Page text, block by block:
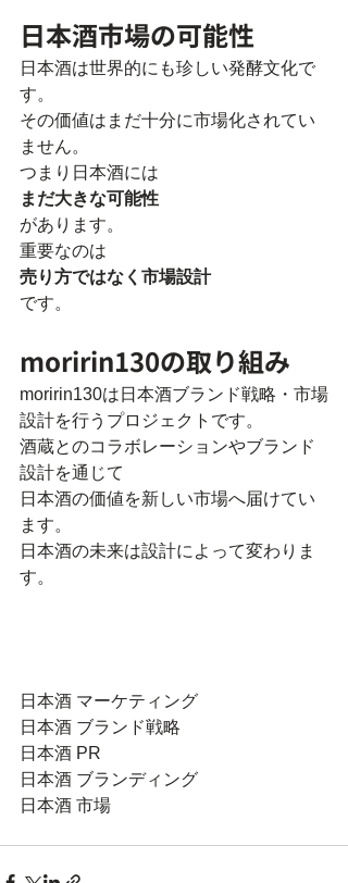
日本酒市場の可能性
日本酒は世界的にも珍しい発酵文化で
す。
その価値はまだ十分に市場化されてい
ません。
つまり日本酒には
まだ大きな可能性
があります。
重要なのは
売り方ではなく市場設計
です。
moririn130の取り組み
moririn130は日本酒ブランド戦略・市場
設計を行うプロジェクトです。
酒蔵とのコラボレーションやブランド
設計を通じて
日本酒の価値を新しい市場へ届けてい
ます。
日本酒の未来は設計によって変わりま
す。
日本酒 マーケティング
日本酒 ブランド戦略
日本酒 PR
日本酒 ブランディング
日本酒 市場